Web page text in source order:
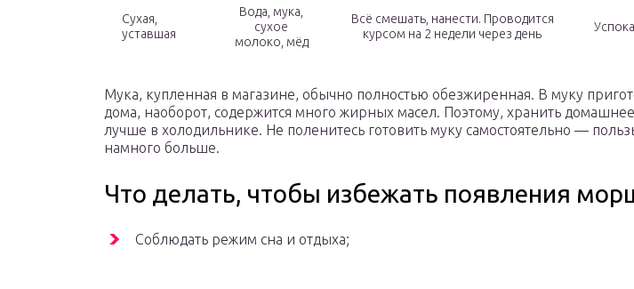
Сухая,
уставшая
Вода, мука,
сухое
молоко, мёд
Всё смешать, нанести. Проводится
курсом на 2 недели через день
Мука, купленная в магазине, обычно полностью обезжиренная. В муку
дома, наоборот, содержится много жирных масел. Поэтому, хранить домашнее
лучше в холодильнике. Не поленитесь готовить муку самостоятельно —
намного больше.
Что делать, чтобы избежать появления
Соблюдать режим сна и отдыха;